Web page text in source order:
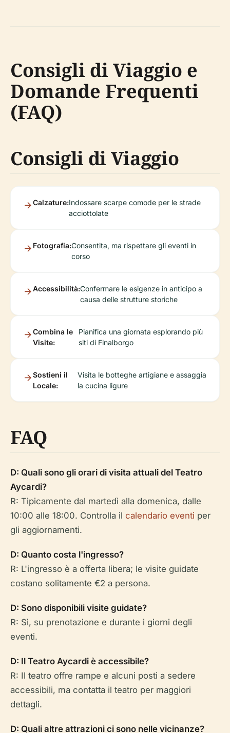
Consigli di Viaggio e
Domande Frequenti
(FAQ)
Consigli di Viaggio
Calzature:Indossare scarpe comode per le strade
acciottolate
Fotografia:Consentita, ma rispettare gli eventi in
corso
Accessibilità:Confermare le esigenze in anticipo a
causa delle strutture storiche
Combina le
Visite:
Pianifica una giornata esplorando più
siti di Finalborgo
Sostieni il
Locale:
Visita le botteghe artigiane e assaggia
la cucina ligure
FAQ
D: Quali sono gli orari di visita attuali del Teatro
Aycardi?
R: Tipicamente dal martedì alla domenica, dalle
10:00 alle 18:00. Controlla il calendario eventi per
gli aggiornamenti.
D: Quanto costa l'ingresso?
R: L'ingresso è a offerta libera; le visite guidate
costano solitamente €2 a persona.
D: Sono disponibili visite guidate?
R: Sì, su prenotazione e durante i giorni degli
eventi.
D: Il Teatro Aycardi è accessibile?
R: Il teatro offre rampe e alcuni posti a sedere
accessibili, ma contatta il teatro per maggiori
dettagli.
D: Quali altre attrazioni ci sono nelle vicinanze?